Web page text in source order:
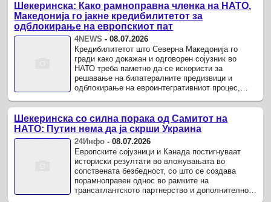
Шекеринска: Како рамноправна членка на НАТО,
Македонија го јакне кредибилитетот за
одблокирање на европскиот пат
4NEWS -08.07.2026
Кредибилитетот што Северна Македонија го
гради како докажан и одговорен сојузник во
НАТО треба паметно да се искористи за
решавање на билатералните предизвици и
одблокирање на евроинтегративниот процес,
интервју за 4tv.mk реализирано на ...
Шекеринска со силна порака од Самитот на
НАТО: Путин нема да ја скрши Украина
24Инфо -08.07.2026
Европските сојузници и Канада постигнуваат
историски резултати во вложувањата во
сопствената безбедност, со што се создава
порамноправен однос во рамките на
трансатлантското партнерство и дополнително